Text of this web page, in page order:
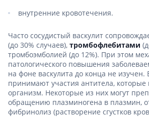
внутренние кровотечения.
Часто сосудистый васкулит
(до 30% случаев), тромбофлебитами
тромбоэмболией (до 12%). При этом
патологического повышения
на фоне васкулита до конца не изучен.
принимают участия антитела,
организм. Некоторые из них могут
обращению плазминогена в плазмин,
фибринолиз (растворение сгустков